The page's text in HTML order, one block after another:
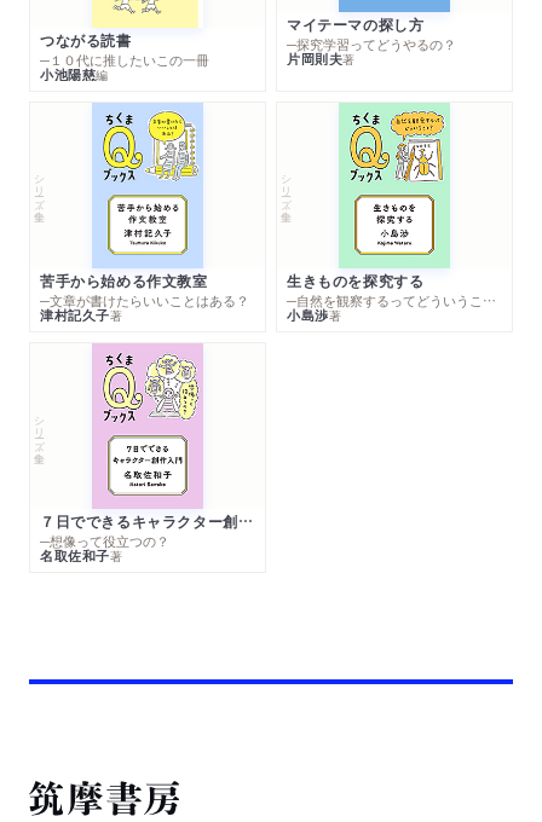
つながる読書
─１０代に推したいこの一冊
小池陽慈編
マイテーマの探し方
─探究学習ってどうやるの？
片岡則夫著
シリーズ・全集
苦手から始める作文教室
─文章が書けたらいいことはある？
津村記久子著
シリーズ・全集
生きものを探究する
─自然を観察するってどういうこと？
小島渉著
シリーズ・全集
７日でできるキャラクター創作入門
─想像って役立つの？
名取佐和子著